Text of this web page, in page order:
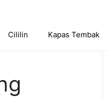
Cililin Kapas Tembak